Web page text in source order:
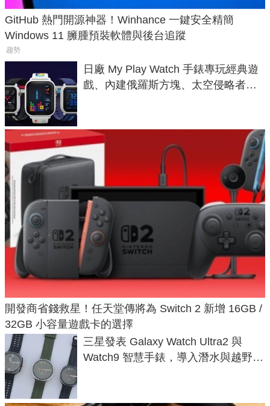
GitHub 熱門開源神器！Winhance 一鍵安全精簡
Windows 11 臃腫預裝軟體與後台追蹤
趨勢
日廠 My Play Watch 手錶專玩經典遊
戲、內建俄羅斯方塊、太空侵略者，
開發商省錢救星！任天堂傳將為 Switch 2 新增 16GB /
32GB 小容量遊戲卡的選擇
三星發表 Galaxy Watch Ultra2 與
Watch9 智慧手錶，導入潛水與越野跑